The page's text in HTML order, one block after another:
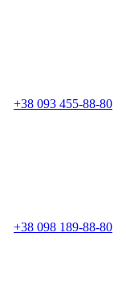
+38 093 455-88-80
+38 098 189-88-80